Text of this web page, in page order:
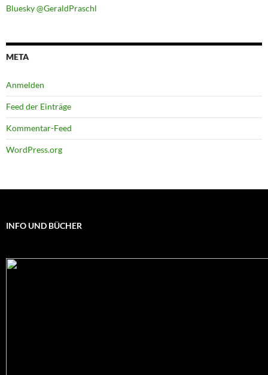
Bluesky @GeraldPraschl
META
Anmelden
Feed der Einträge
Kommentar-Feed
WordPress.org
INFO UND BÜCHER